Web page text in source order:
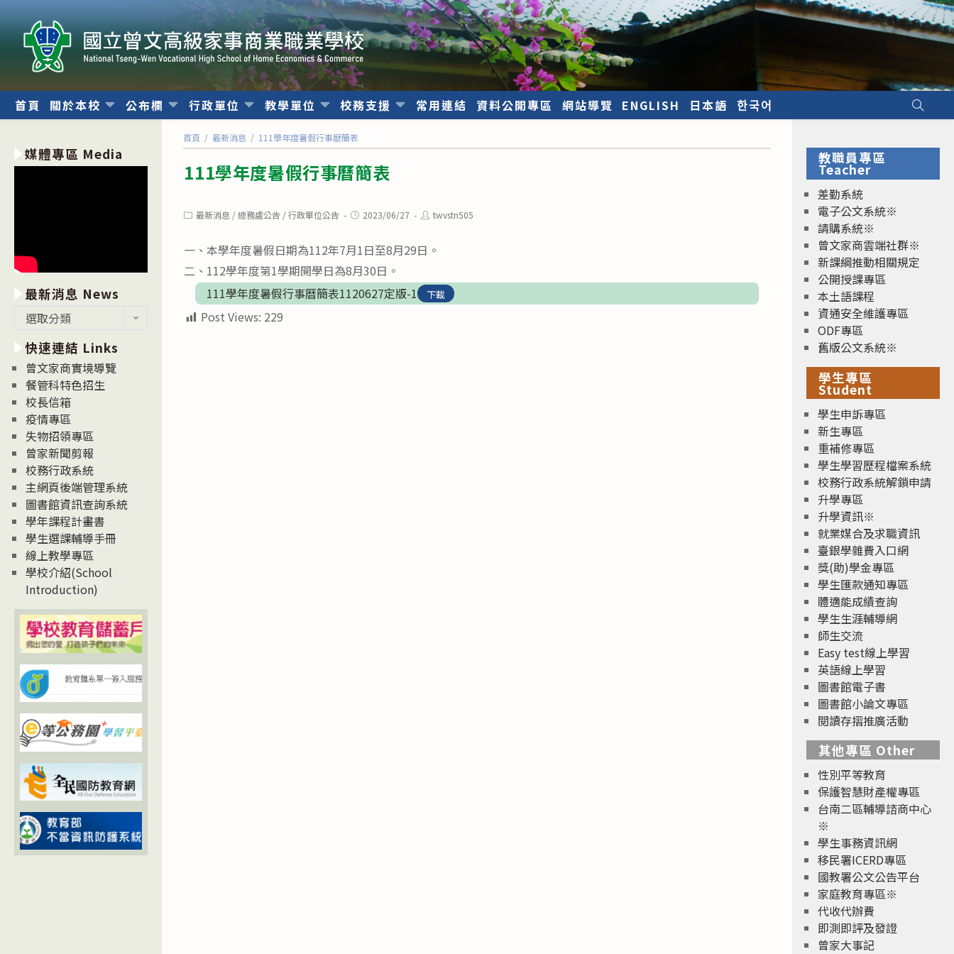
轉
內
首頁 關於本校 公布欄 行政單位 教學單位 校務支援 常用連結 資料公開專區 網站導覽 ENGLISH 日本語 한국어
首頁 / 最新消息 / 111學年度暑假行事曆簡表
111學年度暑假行事曆簡表
Post最新消息 / 總務處公告 / 行政單位公告
Post2023/06/27
Posttwvstn505
一、本學年度暑假日期為112年7月1日至8月29日。
二、112學年度第1學期開學日為8月30日。
111學年度暑假行事曆簡表1120627定版-1
下載
Post Views: 229
媒體專區 Media
最新消息 News
消
息
News
選取分類
快速連結 Links
曾文家商實境導覽
餐管科特色招生
校長信箱
疫情專區
失物招領專區
曾家新聞剪報
校務行政系統
主網頁後端管理系統
圖書館資訊查詢系統
學年課程計畫書
學生選課輔導手冊
線上教學專區
學校介紹(School
Introduction)
教職員專區
Teacher
差勤系統
電子公文系統※
請購系統※
曾文家商雲端社群※
新課綱推動相關規定
公開授課專區
本土語課程
資通安全維護專區
ODF專區
舊版公文系統※
學生專區
Student
學生申訴專區
新生專區
重補修專區
學生學習歷程檔案系統
校務行政系統解鎖申請
升學專區
升學資訊※
就業媒合及求職資訊
臺銀學雜費入口網
獎(助)學金專區
學生匯款通知專區
體適能成績查詢
學生生涯輔導網
師生交流
Easy test線上學習
英語線上學習
圖書館電子書
圖書館小論文專區
閱讀存摺推廣活動
其他專區 Other
性別平等教育
保護智慧財產權專區
台南二區輔導諮商中心
※
學生事務資訊網
移民署ICERD專區
國教署公文公告平台
家庭教育專區※
代收代辦費
即測即評及發證
曾家大事記